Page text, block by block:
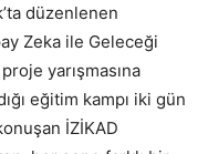
düzenlenen
Zeka ile Geleceği
yarışmasına
eğitim kampı iki gün
İZİKAD